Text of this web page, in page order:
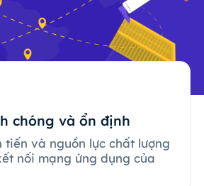
chóng và ổn định
tiến và nguồn lực chất lượng
nối mạng ứng dụng của